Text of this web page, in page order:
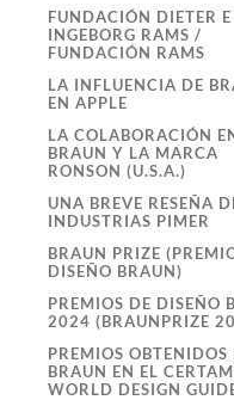
FUNDACIÓN DIETER E
INGEBORG RAMS /
FUNDACIÓN RAMS
LA INFLUENCIA DE
EN APPLE
LA COLABORACIÓN
BRAUN Y LA MARCA
RONSON (U.S.A.)
UNA BREVE RESEÑA
INDUSTRIAS PIMER
BRAUN PRIZE
DISEÑO BRAUN)
PREMIOS DE DISEÑO
2024 (BRAUNPRIZE
PREMIOS OBTENIDOS
BRAUN EN EL
WORLD DESIGN